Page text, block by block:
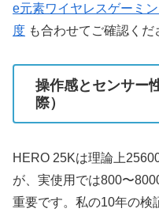
e元素ワイヤレスゲーミ
度 も合わせてご確認くだ
操作感とセンサー
際）
HERO 25Kは理論上
が、実使用では800〜
重要です。私の10年の検